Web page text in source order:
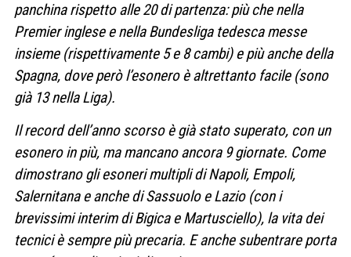
panchina rispetto alle 20 di partenza: più che nella
Premier inglese e nella Bundesliga tedesca messe
insieme (rispettivamente 5 e 8 cambi) e più anche della
Spagna, dove però l’esonero è altrettanto facile (sono
già 13 nella Liga).
Il record dell’anno scorso è già stato superato, con un
esonero in più, ma mancano ancora 9 giornate. Come
dimostrano gli esoneri multipli di Napoli, Empoli,
Salernitana e anche di Sassuolo e Lazio (con i
brevissimi interim di Bigica e Martusciello), la vita dei
tecnici è sempre più precaria. E anche subentrare porta